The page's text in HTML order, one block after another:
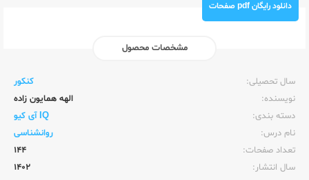
دانلود رایگان pdf صفحات
مشخصات محصول
سال تحصیلی:‌
کنکور
نویسنده:‌
الهه همایون زاده
دسته بندی:
IQ آی کیو
نام درس:
روانشناسی
تعداد صفحات:‌
144
سال انتشار:‌
1402